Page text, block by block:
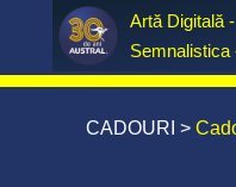
Artă Digitală
Semnalistica
CADOURI >